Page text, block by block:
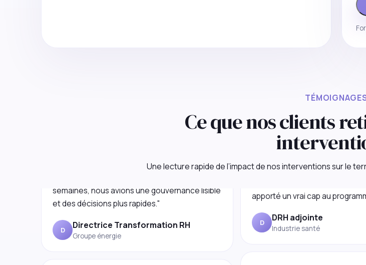
Ce que nos clients
Une lecture rapide de l’impact de nos interventions sur le
programme SIRH qui patinait. En quelques
et des décisions plus rapides."
Directrice Transformation RH
Groupe énergie
cadrer, challenger et accélérer.
DRH adjointe
Industrie santé